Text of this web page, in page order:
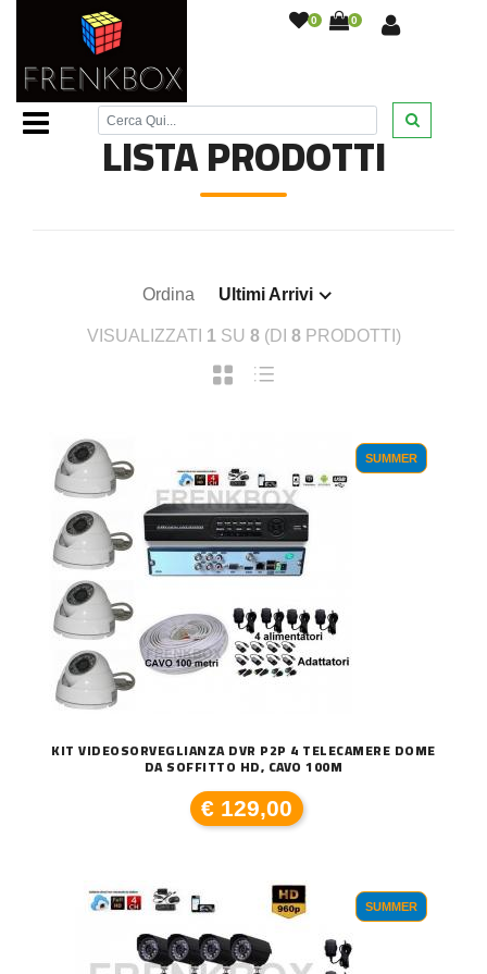
0 0
Home Page //
LISTA PRODOTTI
Ordina Ultimi Arrivi
VISUALIZZATI 1 SU 8(DI 8PRODOTTI)
SUMMER
KIT VIDEOSORVEGLIANZA DVR P2P 4 TELECAMERE DOME
DA SOFFITTO HD, CAVO 100M
€ 129,00
SUMMER